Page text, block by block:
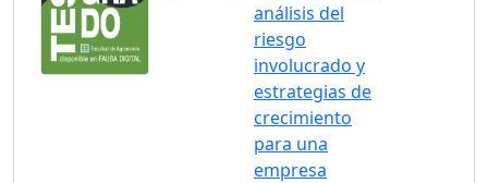
análisis del
riesgo
involucrado y
estrategias de
crecimiento
para una
empresa